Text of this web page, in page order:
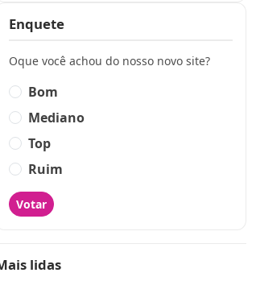
Enquete
Oque você achou do nosso novo site?
Bom
Mediano
Top
Ruim
Votar
lidas